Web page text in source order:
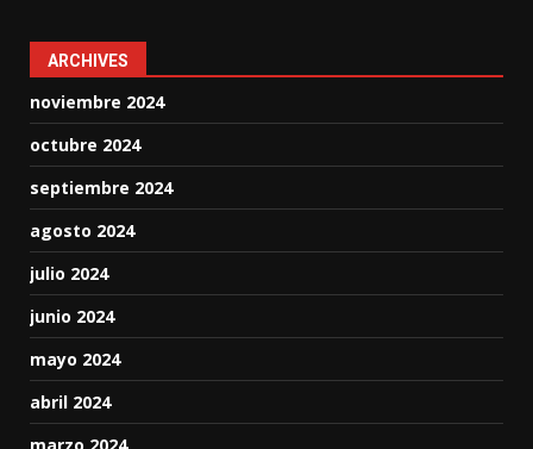
ARCHIVES
noviembre 2024
octubre 2024
septiembre 2024
agosto 2024
julio 2024
junio 2024
mayo 2024
abril 2024